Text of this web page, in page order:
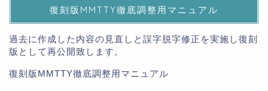
復刻版MMTTY徹底調整用マニュアル
過去に作成した内容の見直しと誤字脱字修正を実施し復刻
版として再公開致します。
復刻版MMTTY徹底調整用マニュアル